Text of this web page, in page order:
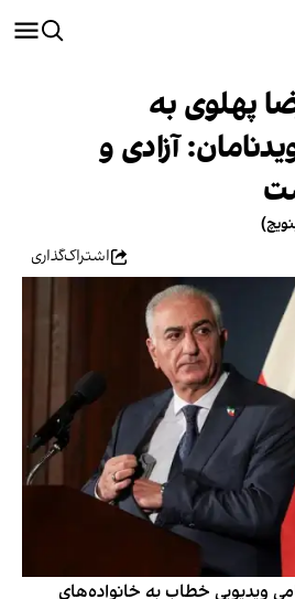
پهلوی به
آزادی و
اشتراک‌گذاری
ویدیویی خطاب به خانواده‌های